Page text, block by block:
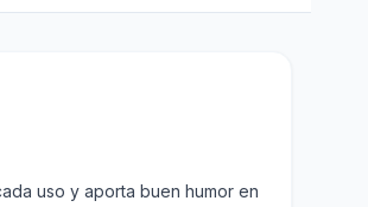
uso y aporta buen humor en